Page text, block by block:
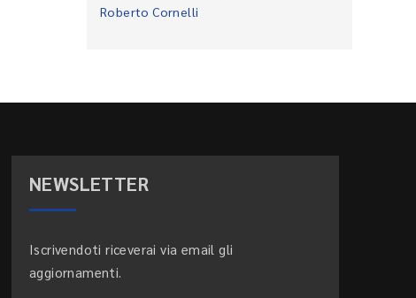
Roberto Cornelli
NEWSLETTER
Iscrivendoti riceverai via email gli
aggiornamenti.